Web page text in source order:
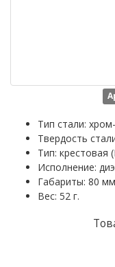
Тип стали:
Твердость
Тип: крестовая
Исполнение:
Габариты: 80
Вес: 52 г.